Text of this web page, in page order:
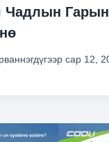
Чадлын Гарын
сар 12,